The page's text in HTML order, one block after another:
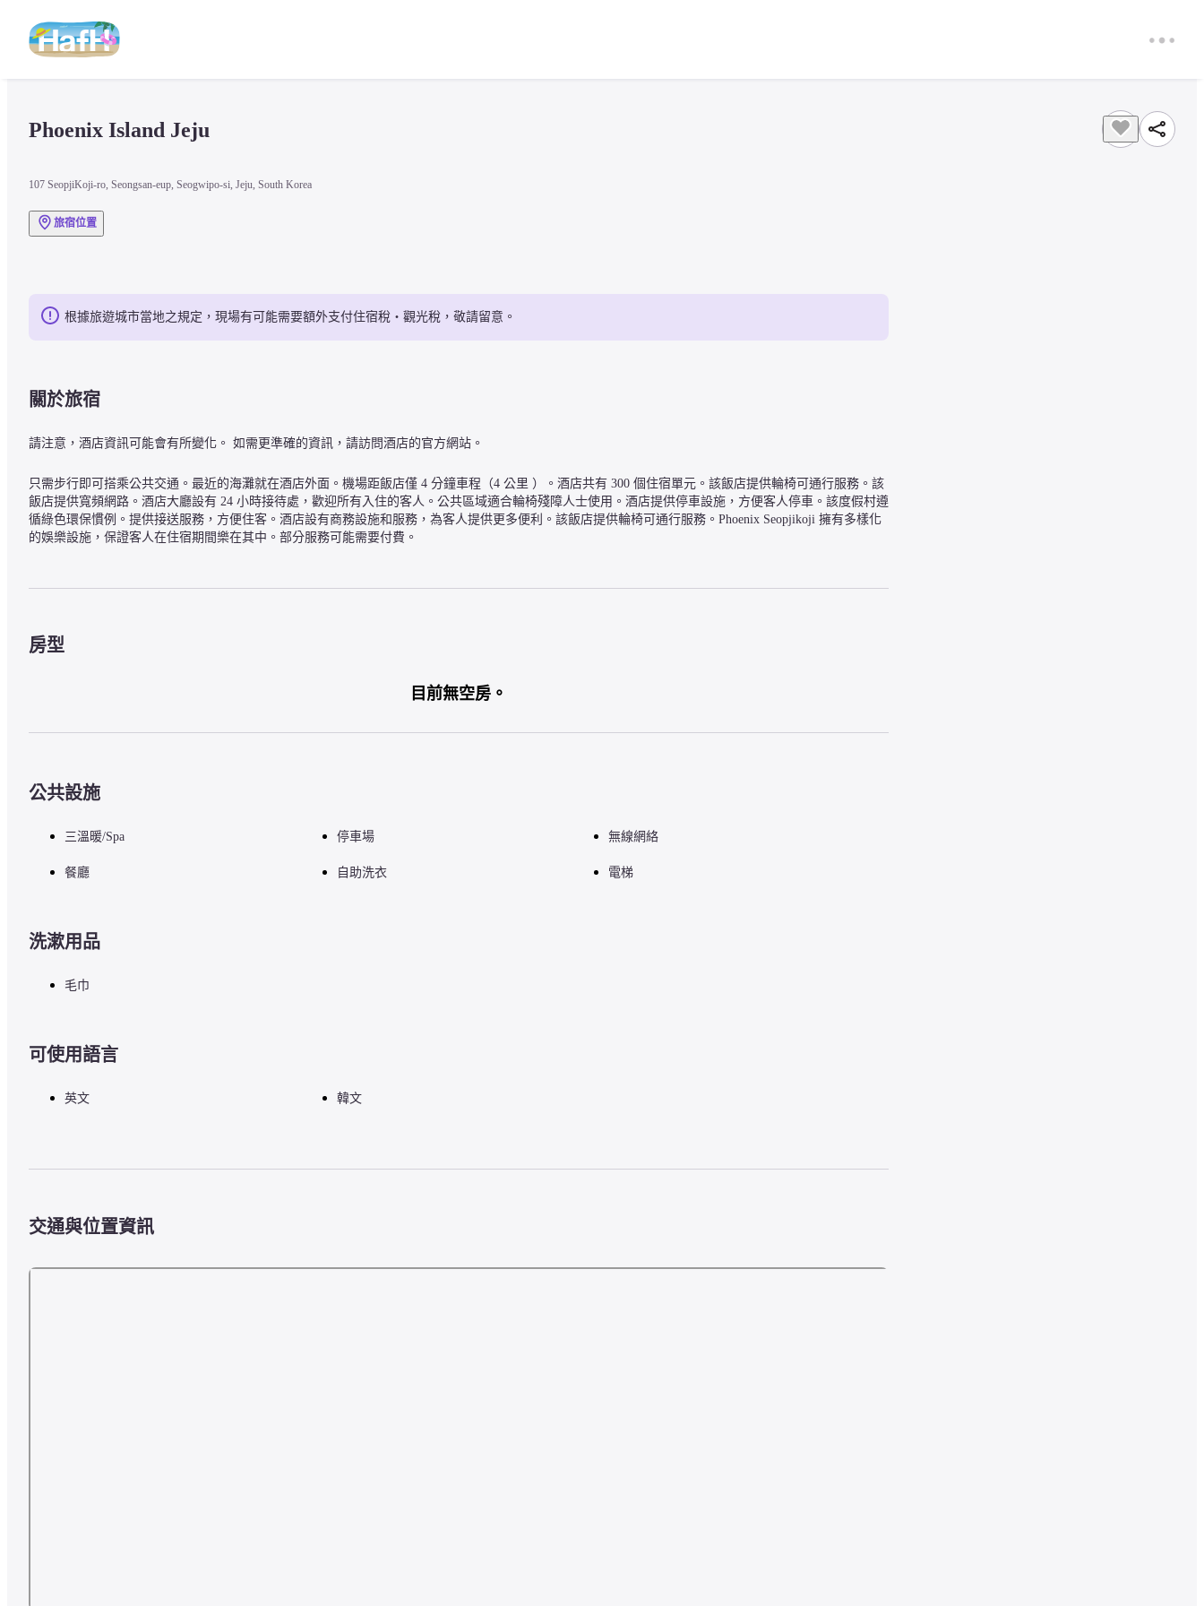
Phoenix Island Jeju
107 SeopjiKoji-ro, Seongsan-eup, Seogwipo-si, Jeju, South Korea
旅宿位置
根據旅遊城市當地之規定，現場有可能需要額外支付住宿稅・觀光稅，敬請留意。
關於旅宿
請注意，酒店資訊可能會有所變化。 如需更準確的資訊，請訪問酒店的官方網站。
只需步行即可搭乘公共交通。最近的海灘就在酒店外面。機場距飯店僅 4 分鐘車程（4 公里 ）。酒店共有 300 個住宿單元。該飯店提供輪椅可通行服務。該
飯店提供寬頻網路。酒店大廳設有 24 小時接待處，歡迎所有入住的客人。公共區域適合輪椅殘障人士使用。酒店提供停車設施，方便客人停車。該度假村遵
循綠色環保慣例。提供接送服務，方便住客。酒店設有商務設施和服務，為客人提供更多便利。該飯店提供輪椅可通行服務。Phoenix Seopjikoji 擁有多樣化
的娛樂設施，保證客人在住宿期間樂在其中。部分服務可能需要付費。
房型
目前無空房。
公共設施
三溫暖/Spa 停車場 無線網絡
餐廳 自助洗衣 電梯
洗漱用品
毛巾
可使用語言
英文 韓文
交通與位置資訊